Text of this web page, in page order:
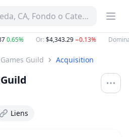
CA, Fondo o Categoría
0.65% Or:$4,343.29−0.13%
Guild Acquisition
Liens